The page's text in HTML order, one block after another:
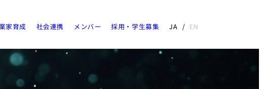
家育成 社会連携 メンバー 採用・学生募集 JA EN